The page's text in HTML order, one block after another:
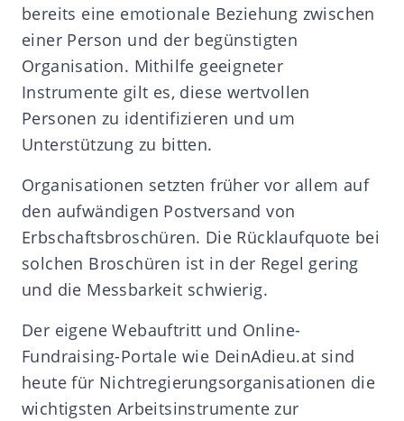
bereits eine emotionale Beziehung zwischen
einer Person und der begünstigten
Organisation. Mithilfe geeigneter
Instrumente gilt es, diese wertvollen
Personen zu identifizieren und um
Unterstützung zu bitten.
Organisationen setzten früher vor allem auf
den aufwändigen Postversand von
Erbschaftsbroschüren. Die Rücklaufquote bei
solchen Broschüren ist in der Regel gering
und die Messbarkeit schwierig.
Der eigene Webauftritt und Online-
Fundraising-Portale wie DeinAdieu.at sind
heute für Nichtregierungsorganisationen die
wichtigsten Arbeitsinstrumente zur